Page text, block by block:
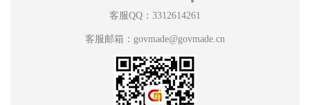
客服QQ：3312614261
客服邮箱：govmade@govmade.cn